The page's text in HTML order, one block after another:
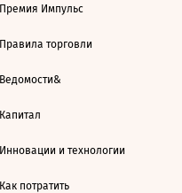
Премия Импульс
Правила торговли
Ведомости&
Капитал
Инновации и технологии
Как потратить